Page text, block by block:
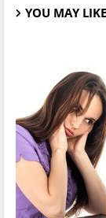
YOU MAY LIKE